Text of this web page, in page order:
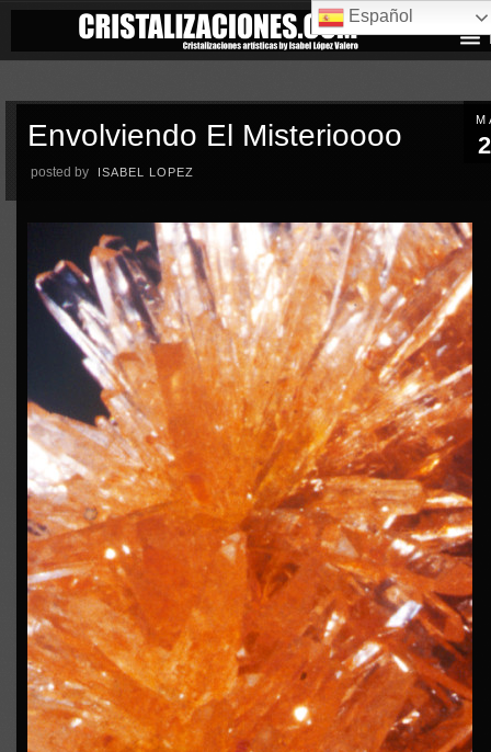
Envolviendo El Misterioooo
posted by ISABEL LOPEZ
Español